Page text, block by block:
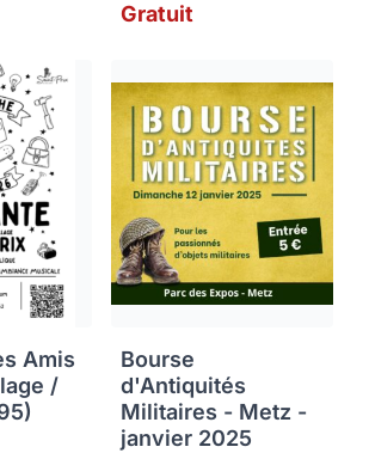
Gratuit
Amis
/
Bourse
d'Antiquités
Militaires - Metz -
janvier 2025